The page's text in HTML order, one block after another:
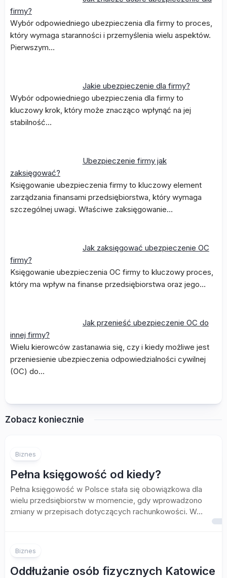
firmy?
Wybór odpowiedniego ubezpieczenia dla firmy to proces,
który wymaga staranności i przemyślenia wielu aspektów.
Pierwszym…
Jakie ubezpieczenie dla firmy?
Wybór odpowiedniego ubezpieczenia dla firmy to
kluczowy krok, który może znacząco wpłynąć na jej
stabilność…
Ubezpieczenie firmy jak
zaksięgować?
Księgowanie ubezpieczenia firmy to kluczowy element
zarządzania finansami przedsiębiorstwa, który wymaga
szczególnej uwagi. Właściwe zaksięgowanie…
Jak zaksięgować ubezpieczenie OC
firmy?
Księgowanie ubezpieczenia OC firmy to kluczowy proces,
który ma wpływ na finanse przedsiębiorstwa oraz jego…
Jak przenieść ubezpieczenie OC do
innej firmy?
Wielu kierowców zastanawia się, czy i kiedy możliwe jest
przeniesienie ubezpieczenia odpowiedzialności cywilnej
(OC) do…
Zobacz koniecznie
Biznes
Pełna księgowość od kiedy?
Pełna księgowość w Polsce stała się obowiązkowa dla
wielu przedsiębiorstw w momencie, gdy wprowadzono
zmiany w przepisach dotyczących rachunkowości. W...
Biznes
Oddłużanie osób fizycznych Katowice